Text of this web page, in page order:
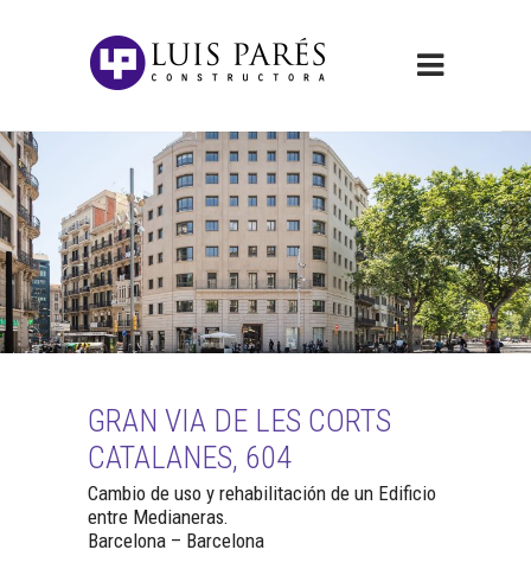
GRAN VIA DE LES CORTS
CATALANES, 604
Cambio de uso y rehabilitación de un Edificio
entre Medianeras.
Barcelona – Barcelona